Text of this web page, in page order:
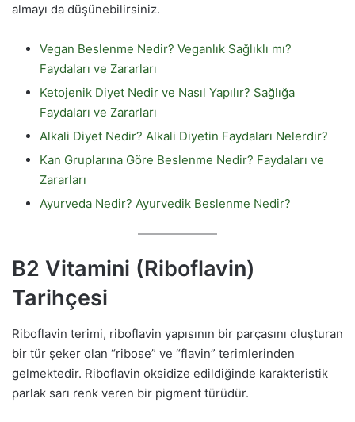
almayı da düşünebilirsiniz.
Vegan Beslenme Nedir? Veganlık Sağlıklı mı?
Faydaları ve Zararları
Ketojenik Diyet Nedir ve Nasıl Yapılır? Sağlığa
Faydaları ve Zararları
Alkali Diyet Nedir? Alkali Diyetin Faydaları Nelerdir?
Kan Gruplarına Göre Beslenme Nedir? Faydaları ve
Zararları
Ayurveda Nedir? Ayurvedik Beslenme Nedir?
B2 Vitamini (Riboflavin)
Tarihçesi
Riboflavin terimi, riboflavin yapısının bir parçasını oluşturan
bir tür şeker olan “ribose” ve “flavin” terimlerinden
gelmektedir. Riboflavin oksidize edildiğinde karakteristik
parlak sarı renk veren bir pigment türüdür.